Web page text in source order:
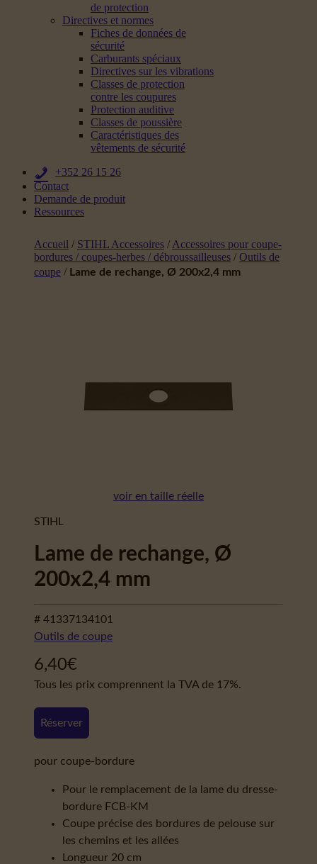
de protection
Directives et normes
Fiches de données de
sécurité
Carburants spéciaux
Directives sur les vibrations
Classes de protection
contre les coupures
Protection auditive
Classes de poussière
Caractéristiques des
vêtements de sécurité
+352 26 15 26
Contact
Demande de produit
Ressources
Accueil / STIHL Accessoires / Accessoires pour coupe-
bordures / coupes-herbes / débroussailleuses / Outils de
coupe / Lame de rechange, Ø 200x2,4 mm
voir en taille réelle
STIHL
Lame de rechange, Ø
200x2,4 mm
# 41337134101
Outils de coupe
6,40€
Tous les prix comprennent la TVA de 17%.
Réserver
pour coupe-bordure
Pour le remplacement de la lame du dresse-
bordure FCB-KM
Coupe précise des bordures de pelouse sur
les chemins et les allées
Longueur 20 cm